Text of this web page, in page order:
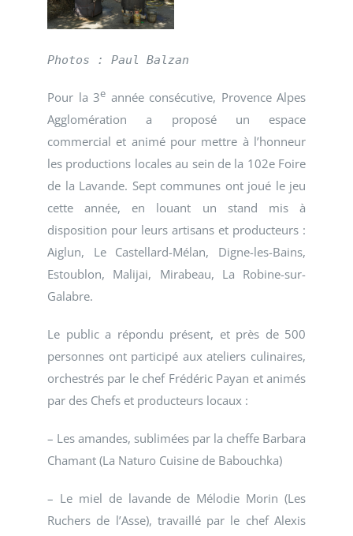
Photos : Paul Balzan
Pour la 3e année consécutive, Provence Alpes
Agglomération a proposé un espace
commercial et animé pour mettre à l’honneur
les productions locales au sein de la 102e Foire
de la Lavande. Sept communes ont joué le jeu
cette année, en louant un stand mis à
disposition pour leurs artisans et producteurs :
Aiglun, Le Castellard-Mélan, Digne-les-Bains,
Estoublon, Malijai, Mirabeau, La Robine-sur-
Galabre.
Le public a répondu présent, et près de 500
personnes ont participé aux ateliers culinaires,
orchestrés par le chef Frédéric Payan et animés
par des Chefs et producteurs locaux :
– Les amandes, sublimées par la cheffe Barbara
Chamant (La Naturo Cuisine de Babouchka)
– Le miel de lavande de Mélodie Morin (Les
Ruchers de l’Asse), travaillé par le chef Alexis